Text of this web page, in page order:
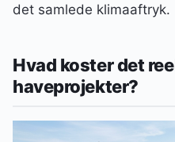
det samlede klimaaftryk.
Hvad koster det
haveprojekter?